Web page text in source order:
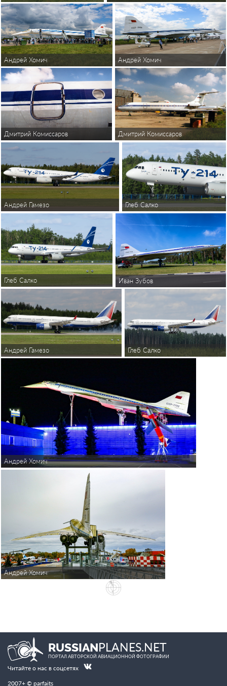
Андрей Хомич Андрей Хомич
Дмитрий Комиссаров Дмитрий Комиссаров
Андрей Гамезо Глеб Салко
Глеб Салко Иван Зубов
Андрей Гамезо Глеб Салко
Андрей Хомич
Андрей Хомич
RUSSIANPLANES.NET
ПОРТАЛ АВТОРСКОЙ АВИАЦИОННОЙ ФОТОГРАФИИ
Читайте о нас в соцсетях
2007+ © parfaits